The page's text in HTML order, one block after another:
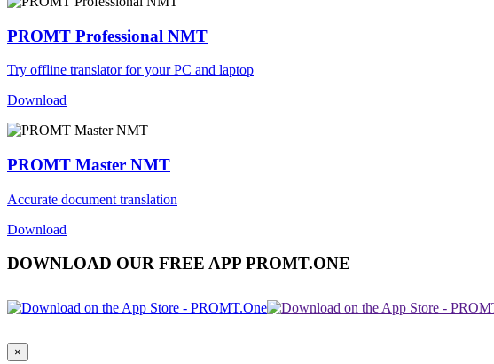
PROMT Professional NMT
Try offline translator for your PC and laptop
Download
PROMT Master NMT
Accurate document translation
Download
DOWNLOAD OUR FREE APP PROMT.ONE
×